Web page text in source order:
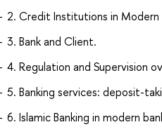
2. Credit Institutions in Modern
3. Bank and Client.
4. Regulation and Supervision
5. Banking services: deposit-
6. Islamic Banking in modern